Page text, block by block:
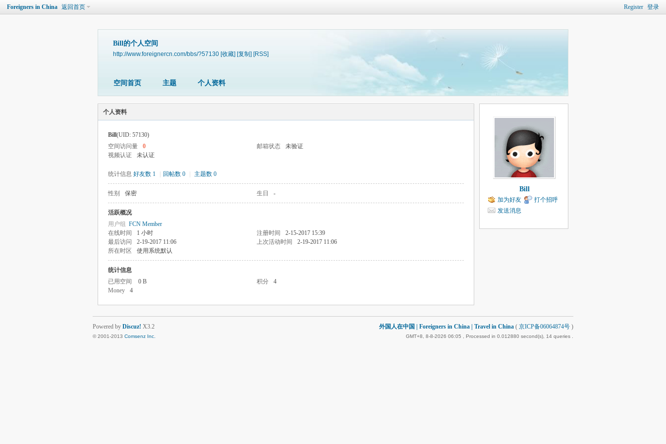
Register 登录
Foreigners in China 返回首页
Bill的个人空间
http://www.foreignercn.com/bbs/?57130 [收藏] [复制] [RSS]
空间首页 主题 个人资料
个人资料
Bill(UID: 57130)
空间访问量
0 邮箱状态
未验证
视频认证
未认证
统计信息 好友数 1 回帖数 0 主题数 0
性别 保密 生日 -
活跃概况
用户组 FCN Member
在线时间
1 小时 注册时间
2-15-2017 15:39
最后访问
2-19-2017 11:06 上次活动时间
2-19-2017 11:06
所在时区
使用系统默认
统计信息
已用空间
0 B 积分
4
Money
4
Bill
加为好友
打个招呼
发送消息
外国人在中国 | Foreigners in China | Travel in China ( 京ICP备06064874号 )
GMT+8, 8-8-2026 06:05 , Processed in 0.012880 second(s), 14 queries .
Powered by Discuz! X3.2
© 2001-2013 Comsenz Inc.